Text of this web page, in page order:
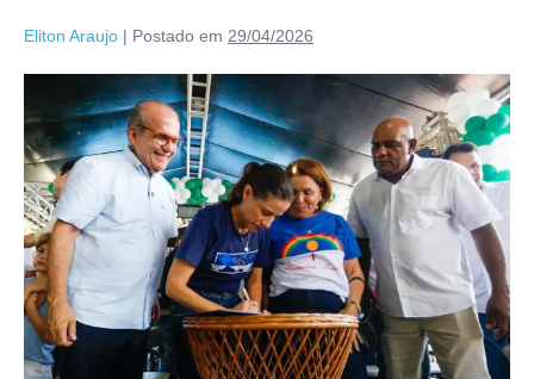
Eliton Araujo | Postado em 29/04/2026